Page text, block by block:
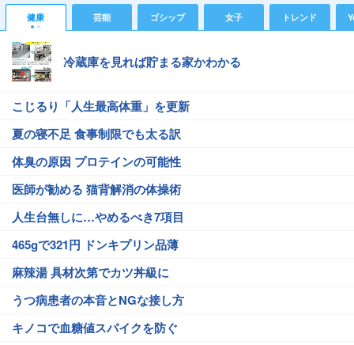
健康 芸能 ゴシップ 女子 トレンド
冷蔵庫を見れば貯まる家かわかる
こじるり「人生最高体重」を更新
夏の寝不足 食事制限でも太る訳
体臭の原因 プロテインの可能性
医師が勧める 猫背解消の体操術
人生台無しに…やめるべき7項目
465gで321円 ドンキプリン品薄
麻辣湯 具材次第でカツ丼級に
うつ病患者の本音とNGな接し方
キノコで血糖値スパイクを防ぐ